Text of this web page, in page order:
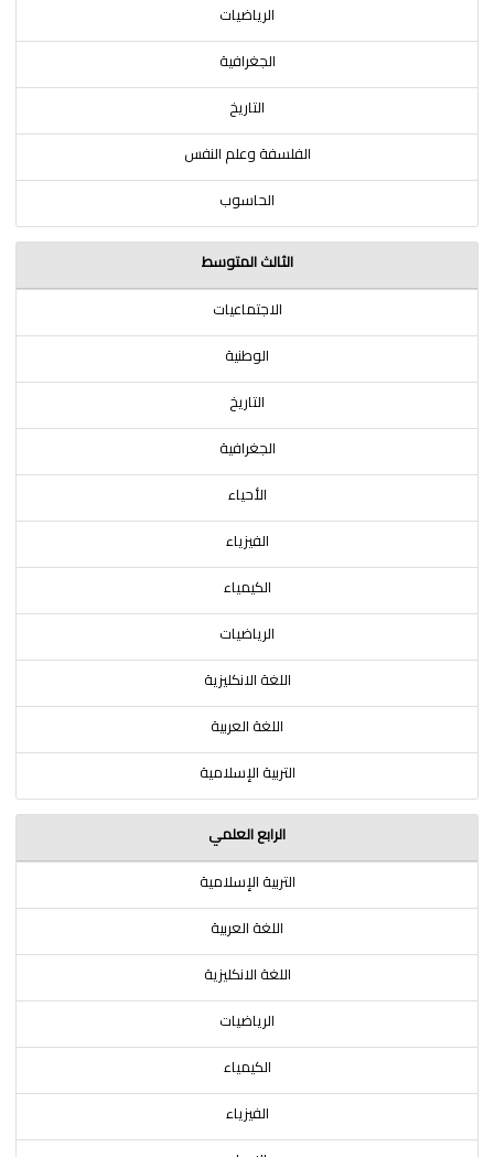
الرياضيات
الجغرافية
التاريخ
الفلسفة وعلم النفس
الحاسوب
الثالث المتوسط
الاجتماعيات
الوطنية
التاريخ
الجغرافية
الأحياء
الفيزياء
الكيمياء
الرياضيات
اللغة الانكليزية
اللغة العربية
التربية الإسلامية
الرابع العلمي
التربية الإسلامية
اللغة العربية
اللغة الانكليزية
الرياضيات
الكيمياء
الفيزياء